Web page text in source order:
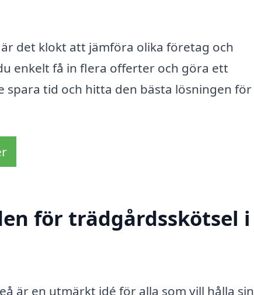
det klokt att jämföra olika företag och
enkelt få in flera offerter och göra ett
tid och hitta den bästa lösningen för
för trädgårdsskötsel i
är en utmärkt idé för alla som vill hålla sin